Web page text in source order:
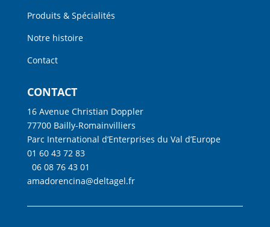
Produits & Spécialités
Notre histoire
Contact
CONTACT
16 Avenue Christian Doppler
77700 Bailly-Romainvilliers
Parc International d’Enterprises du Val d’Europe
01 60 43 72 83
06 08 76 43 01
amadorencina@deltagel.fr